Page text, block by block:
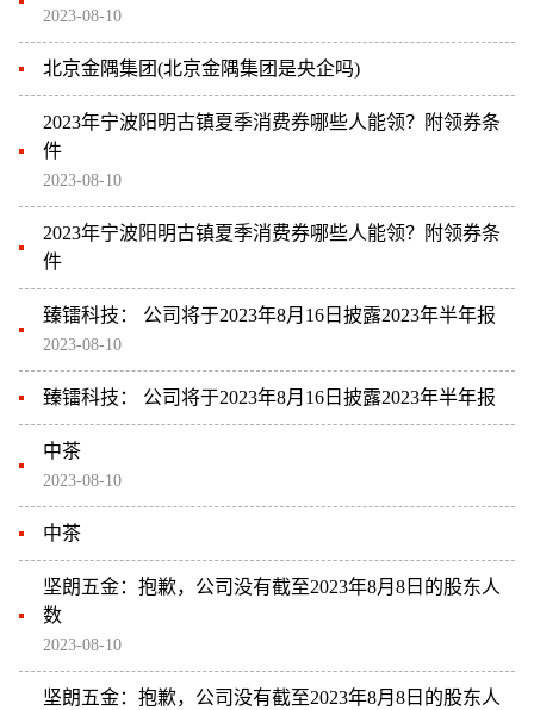
2023-08-10
北京金隅集团(北京金隅集团是央企吗)
2023年宁波阳明古镇夏季消费券哪些人能领？附领券条
件
2023-08-10
2023年宁波阳明古镇夏季消费券哪些人能领？附领券条
件
臻镭科技： 公司将于2023年8月16日披露2023年半年报
2023-08-10
臻镭科技： 公司将于2023年8月16日披露2023年半年报
中茶
2023-08-10
中茶
坚朗五金：抱歉，公司没有截至2023年8月8日的股东人
数
2023-08-10
坚朗五金：抱歉，公司没有截至2023年8月8日的股东人